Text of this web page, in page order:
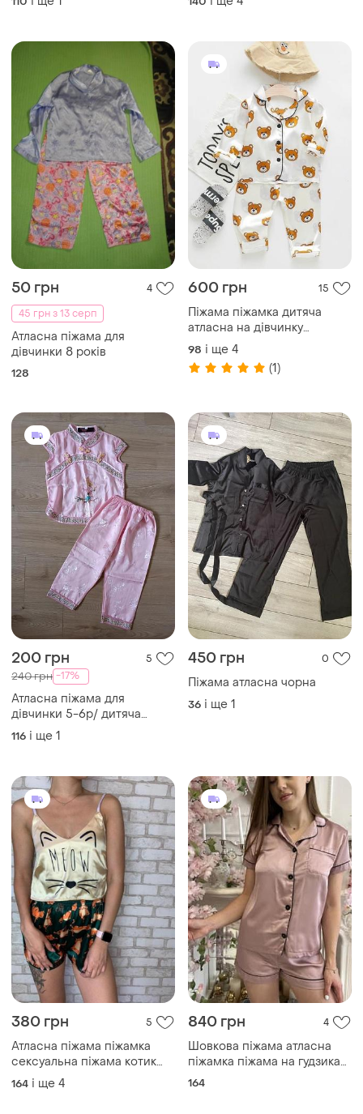
50 грн
4
45 грн з 13 серп
Атласна піжама для
дівчинки 8 років
128
600 грн 15
Піжама піжамка дитяча
атласна на дівчинку
хлопчика
98 і ще 4
(1)
200 грн 5
240 грн -17%
Атласна піжама для
дівчинки 5-6р/ дитяча
красива піжама
116 і ще 1
450 грн 0
Піжама атласна чорна
36 і ще 1
380 грн 5
Атласна піжама піжамка
сексуальна піжама котик
піжама з котиком шорти
шовкова піжама
164 і ще 4
840 грн 4
Шовкова піжама атласна
піжамка піжама на гудзиках
кофта шорти сорочка
164